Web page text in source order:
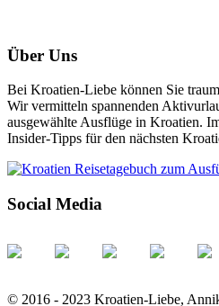
Über Uns
Bei Kroatien-Liebe können Sie
Wir vermitteln spannenden
ausgewählte Ausflüge in Kroatien.
Insider-Tipps für den nächsten
Social Media
© 2016 - 2023 Kroatien-Liebe,